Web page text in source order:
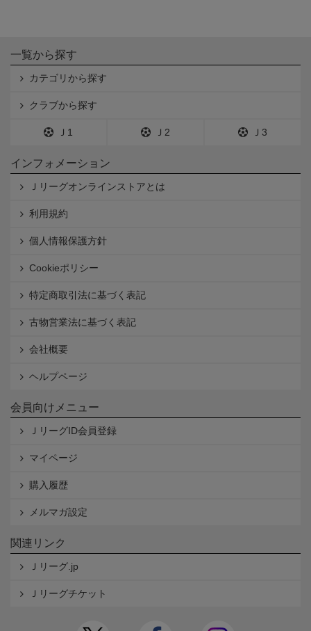
一覧から探す
カテゴリから探す
クラブから探す
Ｊ1 Ｊ2 Ｊ3
インフォメーション
Ｊリーグオンラインストアとは
利用規約
個人情報保護方針
Cookieポリシー
特定商取引法に基づく表記
古物営業法に基づく表記
会社概要
ヘルプページ
会員向けメニュー
ＪリーグID会員登録
マイページ
購入履歴
メルマガ設定
関連リンク
Ｊリーグ.jp
Ｊリーグチケット